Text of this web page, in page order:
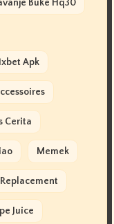
Buke Hq30
Apk
Cerita
Memek
Replacement
Juice